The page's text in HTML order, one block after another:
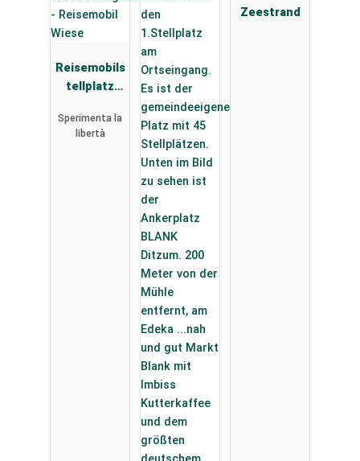
Reisemobils
tellplatz
gsee -
Sperimenta la
libertà
Zeestrand